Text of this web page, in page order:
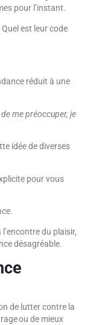
pour l’instant.
est leur code
réduit à une
de me préoccuper, je
idée de diverses
pour vous
l’encontre du plaisir,
désagréable.
de lutter contre la
ou de mieux